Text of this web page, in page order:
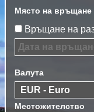
Място на връщане
Връщане на
Валута
Местожителство